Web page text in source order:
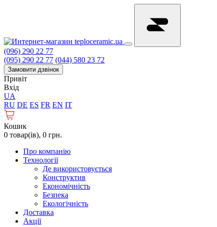
(096) 290 22 77
(095) 290 22 77 (044) 580 23 72
Замовити дзвінок
Привіт
Вхід
UA
RU DE ES FR EN IT
Кошик
0 товар(ів), 0 грн.
Про компанію
Технології
Де використовується
Конструктив
Економічність
Безпека
Екологічність
Доставка
Акції